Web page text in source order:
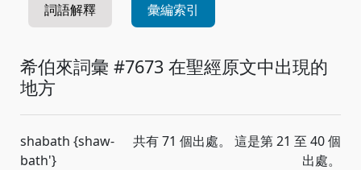
詞語解釋 彙編索引
希伯來詞彙 #7673 在聖經原文中出現的
地方
shabath {shaw-
bath'}
共有 71 個出處。 這是第 21 至 40 個
出處。